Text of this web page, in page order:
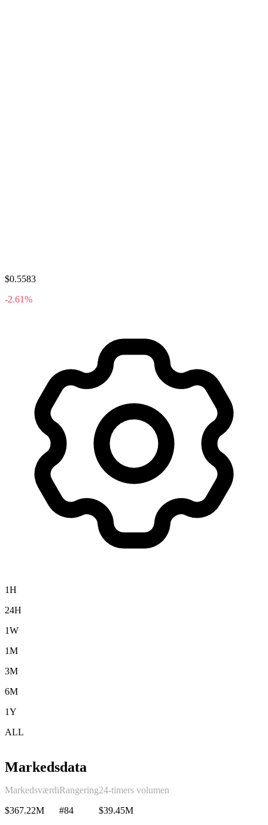
$0.5583
-2.61%
1H
24H
1W
1M
3M
6M
1Y
ALL
Markedsdata
Markedsværdi
$367.22M
Rangering
#84
24-timers volumen
$39.45M